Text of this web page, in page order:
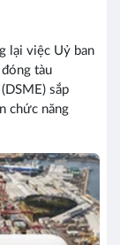
lại việc Uỷ ban
tàu
sắp
chức năng